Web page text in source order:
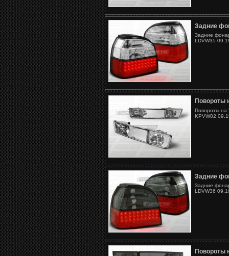
Задние
Задние
LDVW35
Повороты
Повороты на
KPVW02
Задние
Задние
LDVW36
Повороты